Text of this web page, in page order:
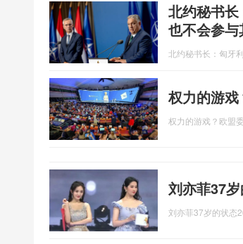
北约秘书
也不会参与
北约秘书长：匈牙
权力的游
权力的游戏？欧盟
刘亦菲37
刘亦菲37岁的状态